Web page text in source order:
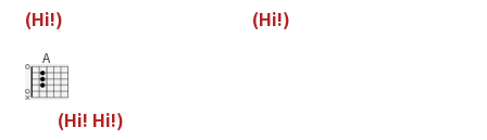
(Hi!) (Hi!)
A
(Hi! Hi!)